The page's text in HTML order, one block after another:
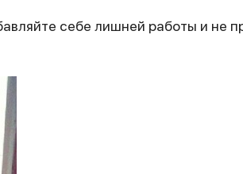
себе лишней работы и не